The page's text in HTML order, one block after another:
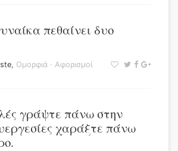
πεθαίνει δυο
, Ομορφιά · Αφορισμοί
γράψτε πάνω στην
χαράξτε πάνω